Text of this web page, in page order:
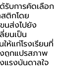
รับการคัดเลือก
ติกโดย
นส่งไปยัง
ยนเป็น
ห้แก่โรงเรียนที่
งถูกแปรสภาพ
แรงบันดาลใจ